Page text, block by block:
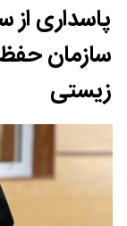
پاسداری از
سازمان حفظ
زیستی